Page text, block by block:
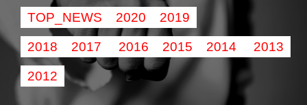
TOP_NEWS 2020 2019
2018 2017 2016 2015 2014 2013
2012